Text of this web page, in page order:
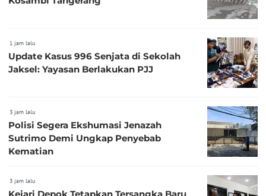
1 jam lalu
Update Kasus 996 Senjata di Sekolah
Jaksel: Yayasan Berlakukan PJJ
3 jam lalu
Polisi Segera Ekshumasi Jenazah
Sutrimo Demi Ungkap Penyebab
Kematian
3 jam lalu